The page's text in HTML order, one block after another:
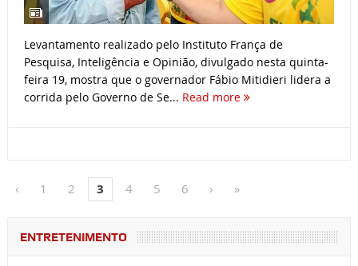
Levantamento realizado pelo Instituto França de
Pesquisa, Inteligência e Opinião, divulgado nesta quinta-
feira 19, mostra que o governador Fábio Mitidieri lidera a
corrida pelo Governo de Se... Read more
‹ 1 2 3 4 5 6 › »
ENTRETENIMENTO